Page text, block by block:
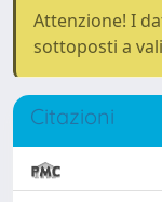
Attenzione! I
sottoposti a
Citazioni